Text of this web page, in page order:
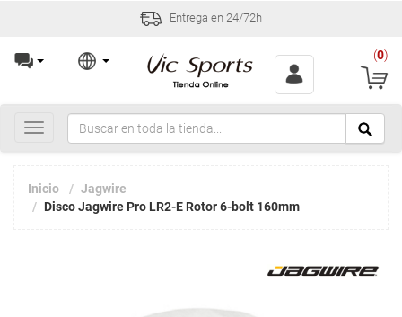
Entrega en 24/72h
(0)
Toggle
navigation
Inicio
Jagwire
Disco Jagwire Pro LR2-E Rotor 6-bolt 160mm